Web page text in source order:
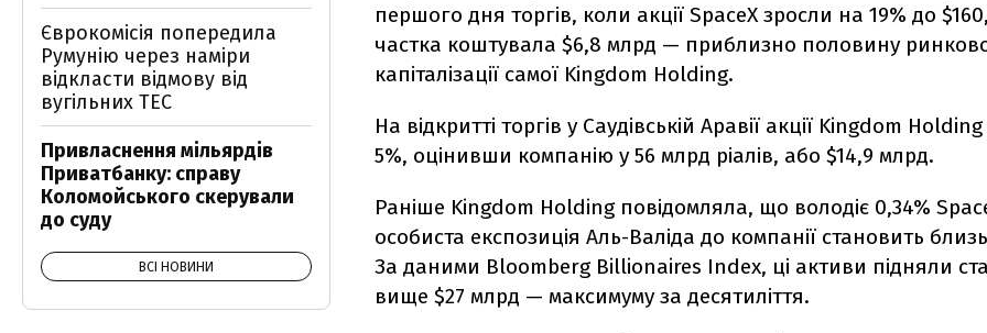
першого дня торгів, коли акції SpaceX зросли на 19% до
частка коштувала $6,8 млрд — приблизно половину
капіталізації самої Kingdom Holding.
На відкритті торгів у Саудівській Аравії акції Kingdom
5%, оцінивши компанію у 56 млрд ріалів, або $14,9 млрд.
Раніше Kingdom Holding повідомляла, що володіє 0,34%
особиста експозиція Аль-Валіда до компанії становить
За даними Bloomberg Billionaires Index, ці активи підняли
вище $27 млрд — максимуму за десятиліття.
Єврокомісія попередила
Румунію через наміри
відкласти відмову від
вугільних ТЕС
Привласнення мільярдів
Приватбанку: справу
Коломойського скерували
до суду
ВСІ НОВИНИ